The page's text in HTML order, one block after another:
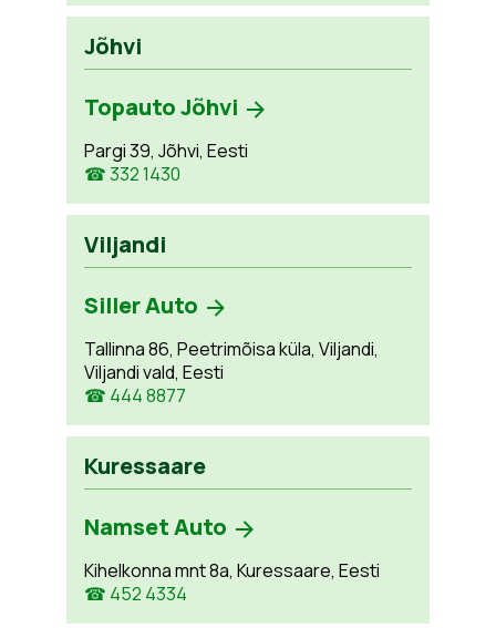
Jõhvi
Topauto Jõhvi
Pargi 39, Jõhvi, Eesti
☎ 332 1430
Viljandi
Siller Auto
Tallinna 86, Peetrimõisa küla, Viljandi,
Viljandi vald, Eesti
☎ 444 8877
Kuressaare
Namset Auto
Kihelkonna mnt 8a, Kuressaare, Eesti
☎ 452 4334